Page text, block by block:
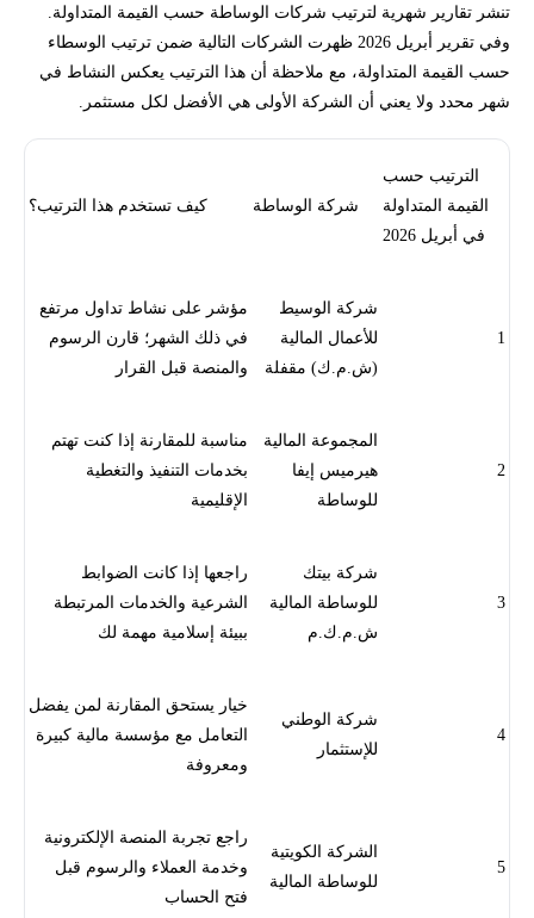
تنشر تقارير شهرية لترتيب شركات الوساطة حسب القيمة المتداولة.
وفي تقرير أبريل 2026 ظهرت الشركات التالية ضمن ترتيب الوسطاء
حسب القيمة المتداولة، مع ملاحظة أن هذا الترتيب يعكس النشاط في
شهر محدد ولا يعني أن الشركة الأولى هي الأفضل لكل مستثمر.
الترتيب حسب
القيمة المتداولة
في أبريل 2026
شركة الوساطة كيف تستخدم هذا الترتيب؟
1
شركة الوسيط
للأعمال المالية
(ش.م.ك) مقفلة
مؤشر على نشاط تداول مرتفع
في ذلك الشهر؛ قارن الرسوم
والمنصة قبل القرار
2
المجموعة المالية
هيرميس إيفا
للوساطة
مناسبة للمقارنة إذا كنت تهتم
بخدمات التنفيذ والتغطية
الإقليمية
3
شركة بيتك
للوساطة المالية
ش.م.ك.م
راجعها إذا كانت الضوابط
الشرعية والخدمات المرتبطة
ببيئة إسلامية مهمة لك
4
شركة الوطني
للإستثمار
خيار يستحق المقارنة لمن يفضل
التعامل مع مؤسسة مالية كبيرة
ومعروفة
5
الشركة الكويتية
للوساطة المالية
راجع تجربة المنصة الإلكترونية
وخدمة العملاء والرسوم قبل
فتح الحساب